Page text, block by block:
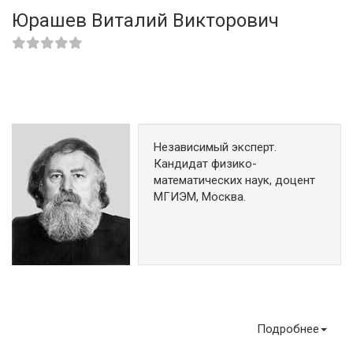
Юрашев Виталий Викторович
Независимый эксперт.
Кандидат физико-
математических наук, доцент
МГИЭМ, Москва.
Подробнее